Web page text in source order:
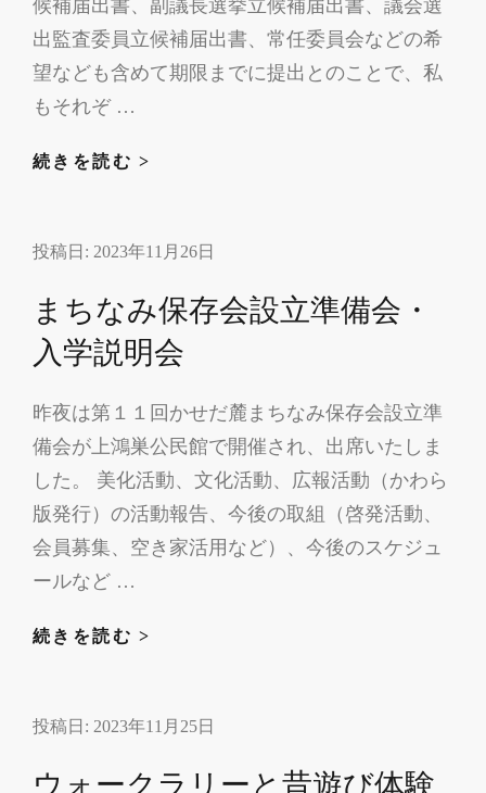
候補届出書、副議長選挙立候補届出書、議会選
出監査委員立候補届出書、常任委員会などの希
望なども含めて期限までに提出とのことで、私
もそれぞ …
続きを読む >
議
投稿日: 2023年11月26日
まちなみ保存会設立準備会・
入学説明会
昨夜は第１１回かせだ麓まちなみ保存会設立準
備会が上鴻巣公民館で開催され、出席いたしま
した。 美化活動、文化活動、広報活動（かわら
版発行）の活動報告、今後の取組（啓発活動、
会員募集、空き家活用など）、今後のスケジュ
ールなど …
続きを読む >
み
存
投稿日: 2023年11月25日
ウォークラリーと昔遊び体験